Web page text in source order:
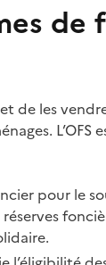
de
de les
pour le